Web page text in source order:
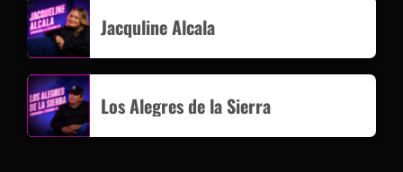
Jacquline Alcala
Los Alegres de la Sierra